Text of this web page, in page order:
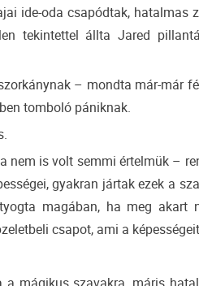
ide-oda csapódtak, hatalmas
tekintettel állta Jared
– mondta már-már
tomboló pániknak.
nem is volt semmi értelmük –
gyakran jártak ezek a
magában, ha meg
csapot, ami a